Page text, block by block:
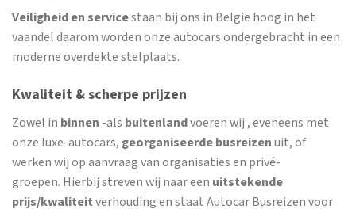
Veiligheid en servicestaan bij ons in Belgie hoog in het
vaandel daarom worden onze autocars ondergebracht in een
moderne overdekte stelplaats.
Kwaliteit & scherpe prijzen
Zowel in binnen -als buitenlandvoeren wij , eveneens met
onze luxe-autocars, georganiseerde busreizenuit, of
werken wij op aanvraag van organisaties en privé-
groepen. Hierbij streven wij naar een uitstekende
prijs/kwaliteitverhouding en staat Autocar Busreizen voor